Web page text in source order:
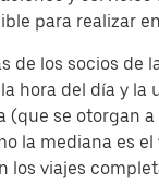
para realizar
de los socios
hora del día y
se otorgan
la mediana es
los viajes